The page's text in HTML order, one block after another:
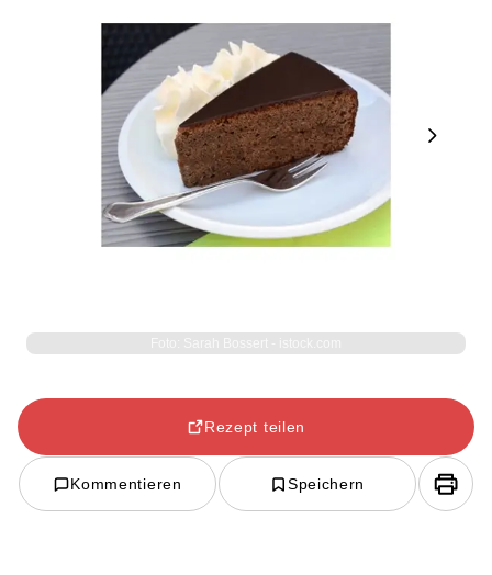
Next
Rezept teilen
Kommentieren Speichern